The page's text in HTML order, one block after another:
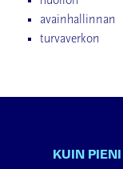
avainhallinnan
turvaverkon
KUIN